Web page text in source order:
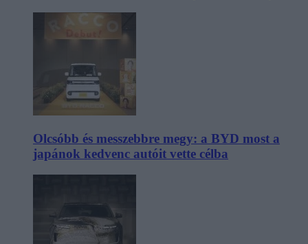
Olcsóbb és messzebbre megy: a BYD most a
japánok kedvenc autóit vette célba